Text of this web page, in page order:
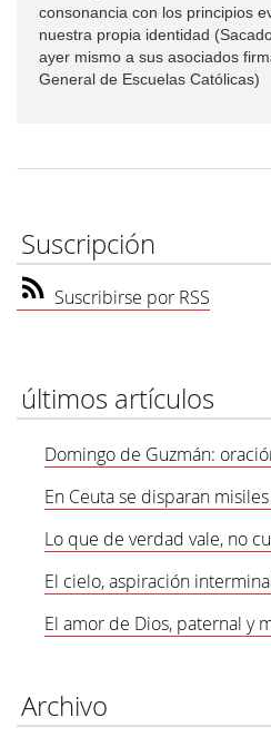
consonancia con los principios
nuestra propia identidad
ayer mismo a sus asociados
General de Escuelas Católicas)
Suscripción
Suscribirse por RSS
últimos artículos
Domingo de Guzmán:
En Ceuta se disparan
Lo que de verdad vale, no
El cielo, aspiración
El amor de Dios, paternal y
Archivo